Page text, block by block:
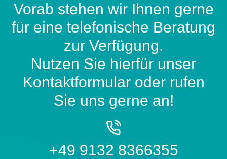
Vorab stehen wir Ihnen gerne
für eine telefonische Beratung
zur Verfügung.
Nutzen Sie hierfür unser
Kontaktformular oder rufen
Sie uns gerne an!
+49 9132 8366355